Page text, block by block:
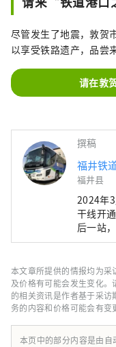
尽管发生了地震，敦贺
以享受铁路遗产，品尝
请在敦
撰稿
福井铁
福井县
2024年
干线开
后一站
镇，新
观光景
道遗产
直达敦
要港口
续提供
日本遗
本文章所提供的情报均为
及价格有可能会发生变化
的相关资讯是作者基于采
务的内容和价格可能会有变
本页中的部分内容是由自